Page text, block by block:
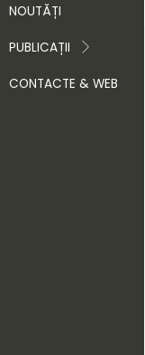
NOUTĂȚI
PUBLICAȚII
CONTACTE & WEB